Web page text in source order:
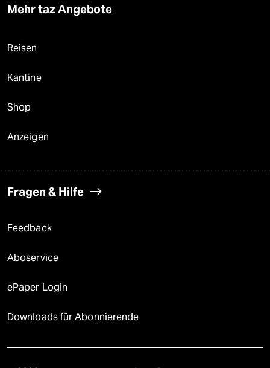
Mehr taz Angebote
Reisen
Kantine
Shop
Anzeigen
Fragen & Hilfe
Feedback
Aboservice
ePaper Login
Downloads für Abonnierende